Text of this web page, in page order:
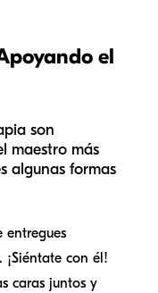
el
son
maestro más
algunas formas
entregues
con él!
caras juntos y